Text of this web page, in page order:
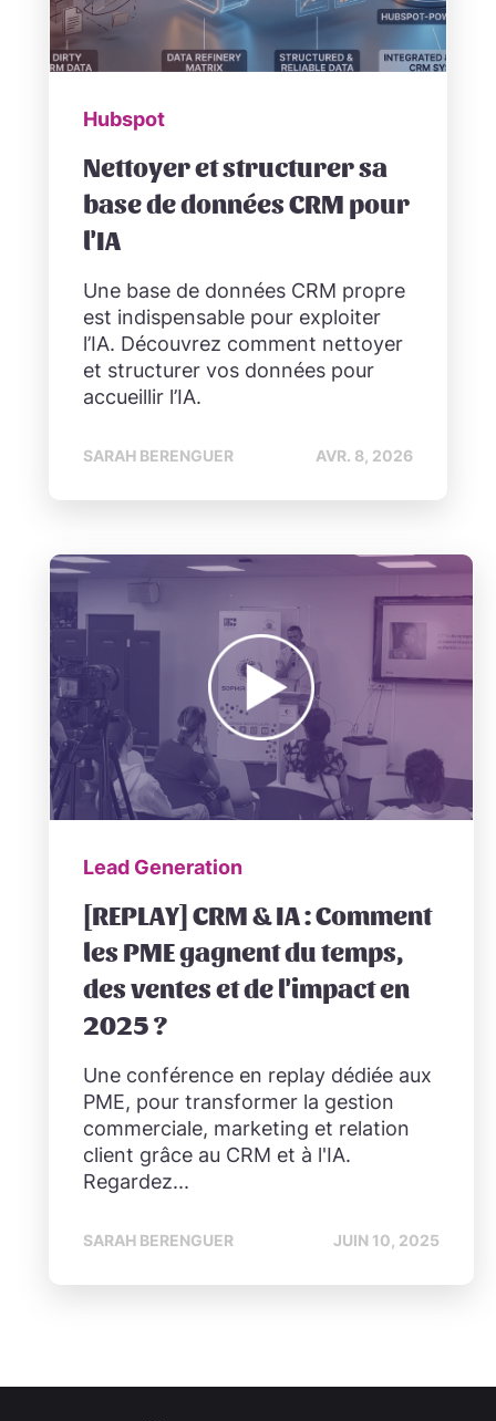
Hubspot
Nettoyer et structurer sa
base de données CRM pour
l'IA
Une base de données CRM propre
est indispensable pour exploiter
l’IA. Découvrez comment nettoyer
et structurer vos données pour
accueillir l’IA.
SARAH BERENGUER AVR. 8, 2026
Lead Generation
[REPLAY] CRM & IA : Comment
les PME gagnent du temps,
des ventes et de l'impact en
2025 ?
Une conférence en replay dédiée aux
PME, pour transformer la gestion
commerciale, marketing et relation
client grâce au CRM et à l'IA.
Regardez...
SARAH BERENGUER JUIN 10, 2025